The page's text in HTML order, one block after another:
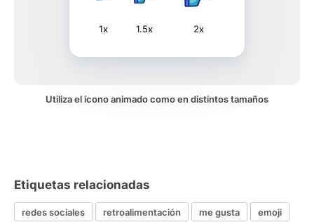
1x 1.5x 2x
Utiliza el icono animado como en distintos tamaños
Etiquetas relacionadas
redes sociales retroalimentación me gusta
emoji